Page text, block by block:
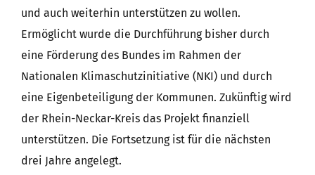
und auch weiterhin unterstützen zu wollen.
Ermöglicht wurde die Durchführung bisher durch
eine Förderung des Bundes im Rahmen der
Nationalen Klimaschutzinitiative (NKI) und durch
eine Eigenbeteiligung der Kommunen. Zukünftig wird
der Rhein-Neckar-Kreis das Projekt finanziell
unterstützen. Die Fortsetzung ist für die nächsten
drei Jahre angelegt.